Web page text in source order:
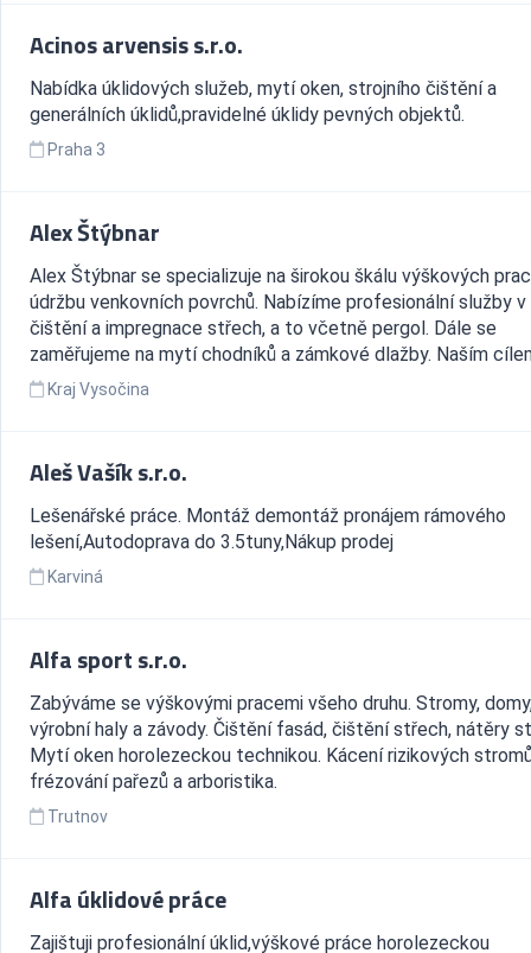
Acinos arvensis s.r.o.
Nabídka úklidových služeb, mytí oken, strojního čištění a
generálních úklidů,pravidelné úklidy pevných objektů.
Praha 3
Alex Štýbnar
Alex Štýbnar se specializuje na širokou škálu výškových
údržbu venkovních povrchů. Nabízíme profesionální služby
čištění a impregnace střech, a to včetně pergol. Dále se
zaměřujeme na mytí chodníků a zámkové dlažby. Naším
Kraj Vysočina
Aleš Vašík s.r.o.
Lešenářské práce. Montáž demontáž pronájem rámového
lešení,Autodoprava do 3.5tuny,Nákup prodej
Karviná
Alfa sport s.r.o.
Zabýváme se výškovými pracemi všeho druhu. Stromy,
výrobní haly a závody. Čištění fasád, čištění střech, nátěry
Mytí oken horolezeckou technikou. Kácení rizikových
frézování pařezů a arboristika.
Trutnov
Alfa úklidové práce
Zajištuji profesionální úklid,výškové práce horolezeckou